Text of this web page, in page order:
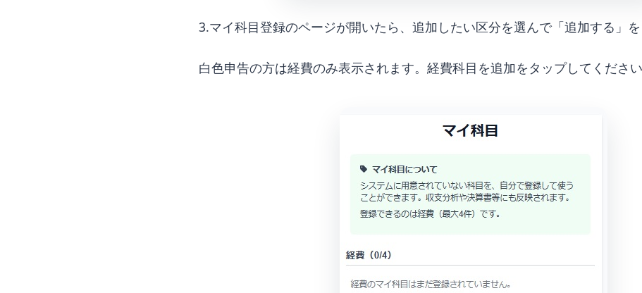
3.マイ科目登録のページが開いたら、追加したい区分を選んで「追加する」
白色申告の方は経費のみ表示されます。経費科目を追加をタップしてください